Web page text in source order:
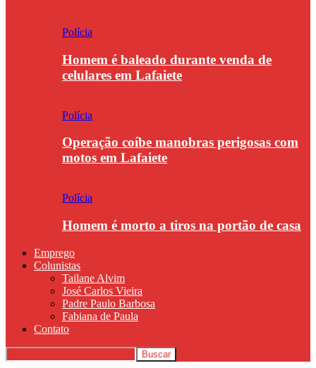
Polícia
Homem é baleado durante venda de
celulares em Lafaiete
Polícia
Operação coíbe manobras perigosas com
motos em Lafaiete
Polícia
Homem é morto a tiros na portão de casa
Emprego
Colunistas
Tailane Alvim
José Carlos Vieira
Padre Paulo Barbosa
Fabiana de Paula
Contato